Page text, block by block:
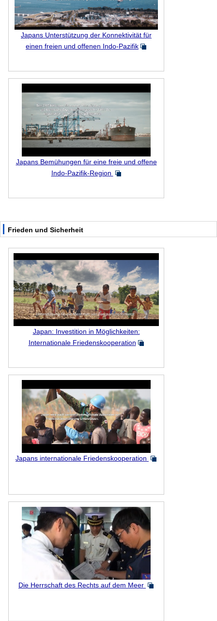
Japans Unterstützung der Konnektivität für
einen freien und offenen Indo-Pazifik
Japans Bemühungen für eine freie und offene
Indo-Pazifik-Region
Frieden und Sicherheit
Japan: Investition in Möglichkeiten:
Internationale Friedenskooperation
Japans internationale Friedenskooperation
Die Herrschaft des Rechts auf dem Meer